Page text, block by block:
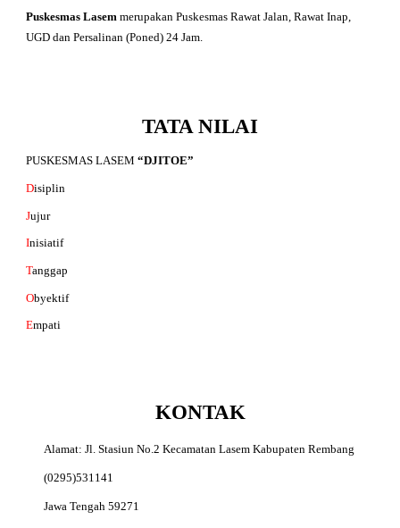
Puskesmas Lasem merupakan Puskesmas Rawat Jalan, Rawat Inap,
UGD dan Persalinan (Poned) 24 Jam.
TATA NILAI
PUSKESMAS LASEM“DJITOE”
Disiplin
Jujur
Inisiatif
Tanggap
Obyektif
Empati
KONTAK
Alamat: Jl. Stasiun No.2 Kecamatan Lasem Kabupaten Rembang
(0295)531141
Jawa Tengah 59271